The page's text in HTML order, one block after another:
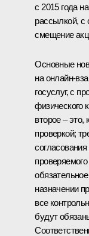
с 2015 года
рассылкой, с
смещение
Основные
на
госуслуг, с
физического
второе – это,
проверкой;
согласования
назначении
все
будут